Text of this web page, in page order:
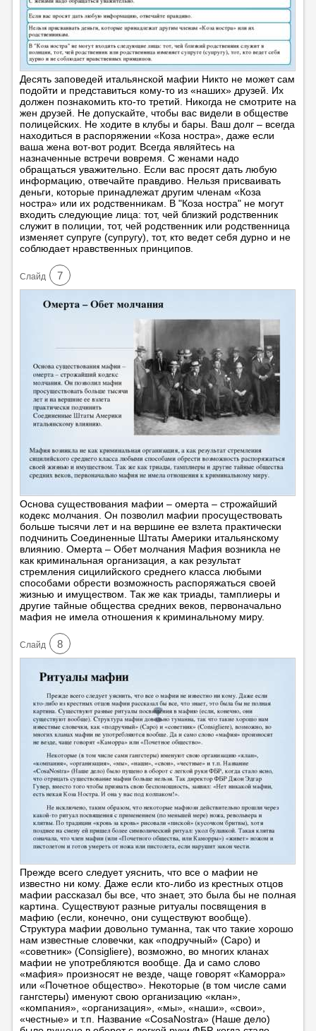
Десять заповедей итальянской мафии Никто не может сам
подойти и представиться кому-то из «наших» друзей. Их
должен познакомить кто-то третий. Никогда не смотрите на
жен друзей. Не допускайте, чтобы вас видели в обществе
полицейских. Не ходите в клубы и бары. Ваш долг – всегда
находиться в распоряжении «Коза ностра», даже если
ваша жена вот-вот родит. Всегда являйтесь на
назначенные встречи вовремя. С женами надо
обращаться уважительно. Если вас просят дать любую
информацию, отвечайте правдиво. Нельзя присваивать
деньги, которые принадлежат другим членам «Коза
ностра» или их родственникам. В "Коза ностра" не могут
входить следующие лица: тот, чей близкий родственник
служит в полиции, тот, чей родственник или родственница
изменяет супруге (супругу), тот, кто ведет себя дурно и не
соблюдает нравственных принципов.
Cлайд 7
Основа существования мафии – омерта – строжайший
кодекс молчания. Он позволил мафии просуществовать
больше тысячи лет и на вершине ее взлета практически
подчинить Соединенные Штаты Америки итальянскому
влиянию. Омерта – Обет молчания Мафия возникла не
как криминальная организация, а как результат
стремления сицилийского среднего класса любыми
способами обрести возможность распоряжаться своей
жизнью и имуществом. Так же как триады, тамплиеры и
другие тайные общества средних веков, первоначально
мафия не имела отношения к криминальному миру.
Cлайд 8
Прежде всего следует уяснить, что все о мафии не
известно ни кому. Даже если кто-либо из крестных отцов
мафии рассказал бы все, что знает, это была бы не полная
картина. Существуют разные ритуалы посвящения в
мафию (если, конечно, они существуют вообще).
Структура мафии довольно туманна, так что такие хорошо
нам известные словечки, как «подручный» (Capo) и
«советник» (Consigliere), возможно, во многих кланах
мафии не употребляются вообще. Да и само слово
«мафия» произносят не везде, чаще говорят «Каморра»
или «Почетное общество». Некоторые (в том числе сами
гангстеры) именуют свою организацию «клан»,
«компания», «организация», «мы», «наши», «свои»,
«честные» и т.п. Название «CosaNostra» (Наше дело)